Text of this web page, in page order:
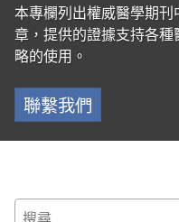
本專欄列出權威醫學期
章，提供的證據支持各
略的使用。
聯繫我們